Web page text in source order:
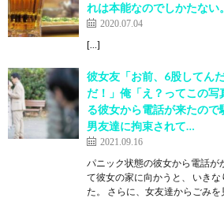
れは本能なのでしかたない
2020.07.04
[…]
彼女友「お前、6股してん
だ！」俺「え？ってこの
る彼女から電話が来たので
男友達に拘束されて…
2021.09.16
パニック状態の彼女から電話が
て彼女の家に向かうと、 いき
た。 さらに、女友達からごみ